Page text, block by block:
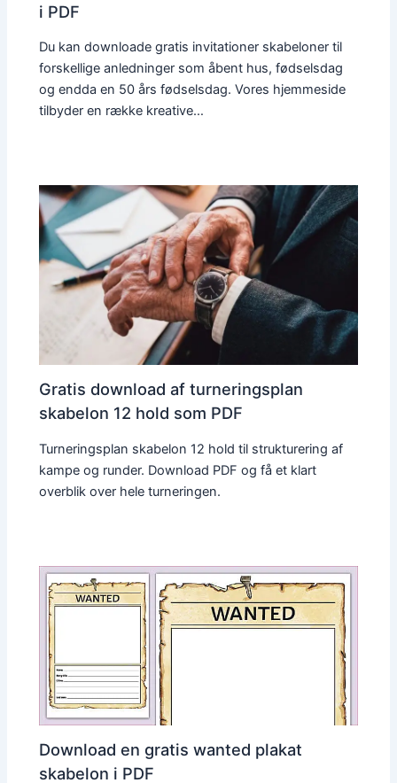
i PDF
Du kan downloade gratis invitationer skabeloner til
forskellige anledninger som åbent hus, fødselsdag
og endda en 50 års fødselsdag. Vores hjemmeside
tilbyder en række kreative…
Gratis download af turneringsplan
skabelon 12 hold som PDF
Turneringsplan skabelon 12 hold til strukturering af
kampe og runder. Download PDF og få et klart
overblik over hele turneringen.
Download en gratis wanted plakat
skabelon i PDF